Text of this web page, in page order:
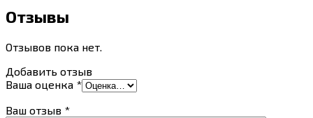
Отзывы
Отзывов пока нет.
Добавить отзыв
Ваша оценка *
Ваш отзыв *